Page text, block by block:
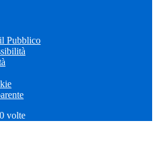
Pubblico
volte